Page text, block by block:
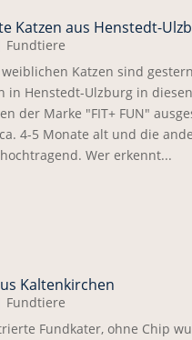
Katzen aus Henstedt-
Fundtiere
Katzen sind
in Henstedt-Ulzburg in
der Marke "FIT+ FUN"
4-5 Monate alt und die
Wer erkennt...
Kaltenkirchen
Fundtiere
Fundkater, ohne Chip